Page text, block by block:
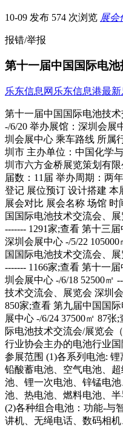
10-09 发布 574 次浏览 展会
报错/举报
第十一届中国国际电
乐东信息网 乐东信息港最新
第十一届中国国际电池技
-/6/20 举办展馆：深圳会展
圳会展中心 乘车路线 所属
圳市 主办单位：中国化学
圳市六方金桥展览策划有
届数：11届 举办周期：两
登记 展位预订 设计搭建 本
展会对比 展会名称 场馆
国国际电池技术交流会、
------- 1291家;查看 第十三
深圳会展中心 -/5/22
国国际电池技术交流会、
------- 1166家;查看 第十一
圳会展中心 -/6/18 52500㎡
技术交流会、展览会 深圳
850家;查看 第九届中国国
展中心 -/6/24 37500㎡ 87
际电池技术交流会/展览会
行业协会主办的电池行业
参展范围 (1)各系列电池: 锂
铅酸蓄电池、空气电池、
池、锂一次电池、锌锰电
池、热电池、燃料电池、
(2)各种组合电池：功能-与
讲机、无绳电话、数码相